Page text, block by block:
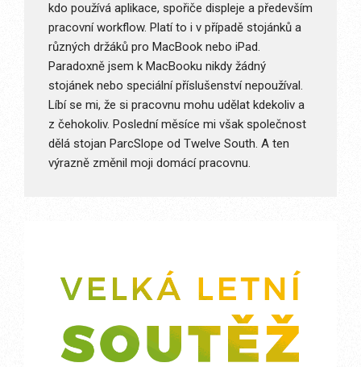
kdo používá aplikace, spořiče displeje a především
pracovní workflow. Platí to i v případě stojánků a
různých držáků pro MacBook nebo iPad.
Paradoxně jsem k MacBooku nikdy žádný
stojánek nebo speciální příslušenství nepoužíval.
Líbí se mi, že si pracovnu mohu udělat kdekoliv a
z čehokoliv. Poslední měsíce mi však společnost
dělá stojan ParcSlope od Twelve South. A ten
výrazně změnil moji domácí pracovnu.